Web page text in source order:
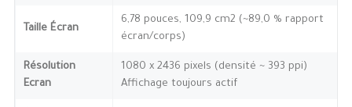
Taille Écran
6,78 pouces, 109,9 cm2 (~89,0 % rapport
écran/corps)
Résolution
Ecran
1080 x 2436 pixels (densité ~ 393 ppi)
Affichage toujours actif